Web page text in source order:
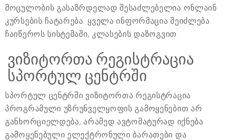
მოცულობის გასაზრდელად შესაძლებელია ონლაინ
კურსების ჩატარება. ყველა ინფორმაცია შეიძლება
ჩაიწეროს სისტემაში, კლასების დაზოგვით.
ვიზიტორთა რეგისტრაცია
სპორტულ ცენტრში
სპორტულ ცენტრში ვიზიტორთა რეგისტრაცია
პროგრამული უზრუნველყოფის გამოყენებით არ
განხორციელდება, არამედ ავტომატურად იქნება
გამოყენებული ელექტრონული ბარათები და